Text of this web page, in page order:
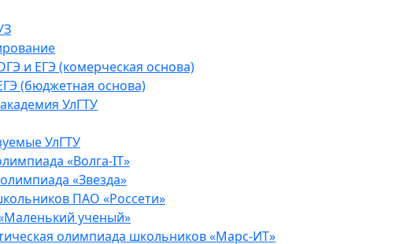
и ЕГЭ (комерческая основа)
(бюджетная основа)
УлГТУ
УлГТУ
«Волга-IT»
«Звезда»
ПАО «Россети»
ученый»
олимпиада школьников «Марс-ИТ»